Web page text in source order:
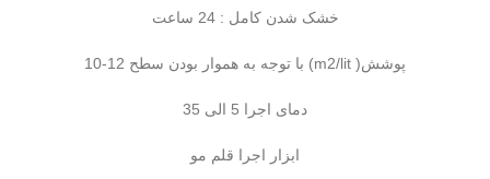
خشک شدن کامل : 24 ساعت
پوشش( m2/lit) با توجه به هموار بودن سطح 12-10
دمای اجرا 5 الی 35
ابزار اجرا قلم مو